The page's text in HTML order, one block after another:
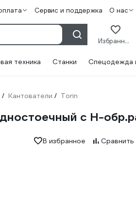
Сервис и поддержка О нас
Избранное
техника Станки Спецодежда
/ Кантователи / Torin
с Н-
В избранное Сравнить